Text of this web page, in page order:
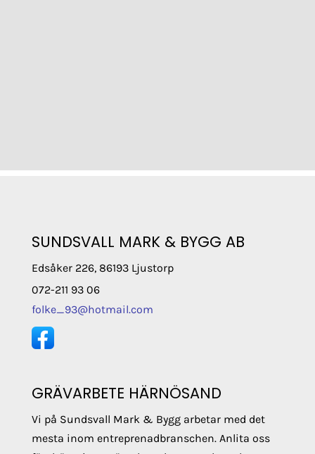
SUNDSVALL MARK & BYGG AB
Edsåker 226, 86193 Ljustorp
072-211 93 06
folke_93@hotmail.com
GRÄVARBETE HÄRNÖSAND
Vi på Sundsvall Mark & Bygg arbetar med det
mesta inom entreprenadbranschen. Anlita oss